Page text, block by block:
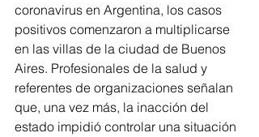
coronavirus en Argentina, los casos
positivos comenzaron a multiplicarse
en las villas de la ciudad de Buenos
Aires. Profesionales de la salud y
referentes de organizaciones señalan
que, una vez más, la inacción del
estado impidió controlar una situación